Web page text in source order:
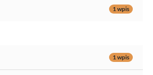
1 wpis
1 wpis